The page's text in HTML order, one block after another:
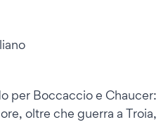
per Boccaccio e Chaucer:
oltre che guerra a Troia,